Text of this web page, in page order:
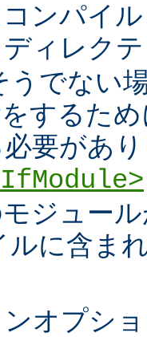
ンパイ
ディレク
うでない
するた
要があ
ジュー
ルに含ま
ンオプシ